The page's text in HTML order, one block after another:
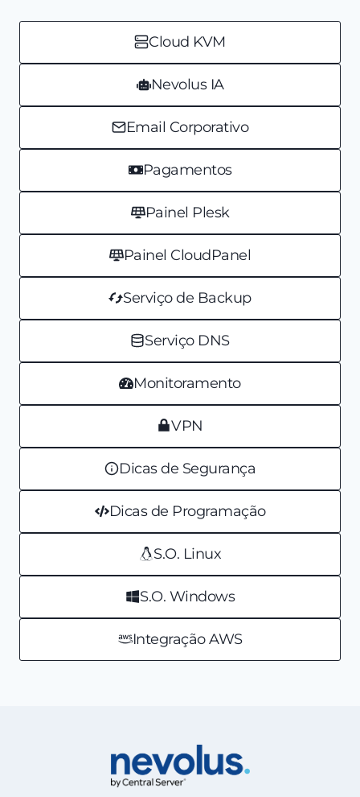
Cloud KVM
Nevolus IA
Email Corporativo
Pagamentos
Painel Plesk
Painel CloudPanel
Serviço de Backup
Serviço DNS
Monitoramento
VPN
Dicas de Segurança
Dicas de Programação
S.O. Linux
S.O. Windows
Integração AWS